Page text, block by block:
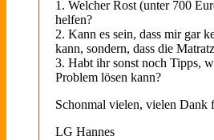
1. Welcher Rost (unter 700
helfen?
2. Kann es sein, dass mir gar
kann, sondern, dass die
3. Habt ihr sonst noch Tipps,
Problem lösen kann?
Schonmal vielen, vielen Dank
LG Hannes